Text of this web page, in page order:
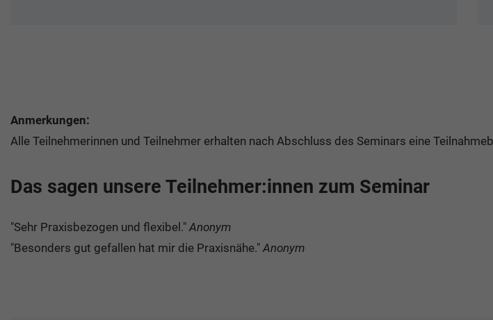
Anmerkungen:
Alle Teilnehmerinnen und Teilnehmer erhalten nach Abschluss des Seminars eine
Das sagen unsere Teilnehmer:innen zum Seminar
"Sehr Praxisbezogen und flexibel." Anonym
"Besonders gut gefallen hat mir die Praxisnähe." Anonym